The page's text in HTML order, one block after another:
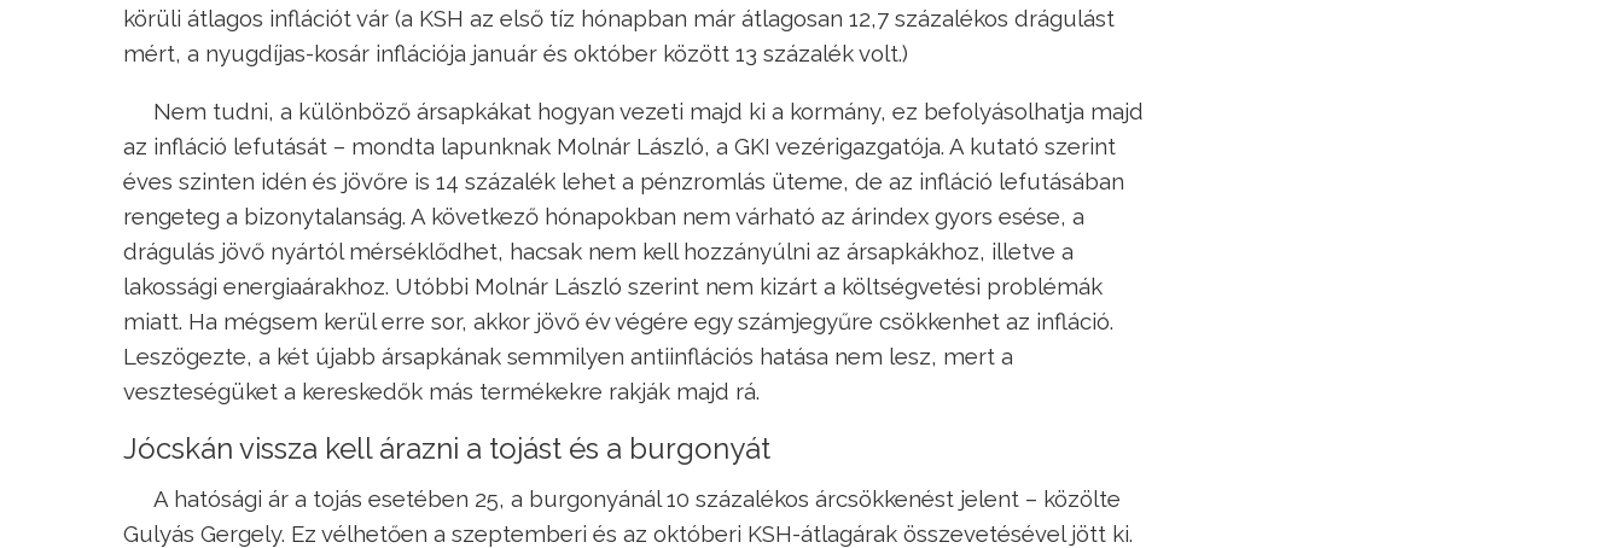
körüli átlagos inflációt vár (a KSH az első tíz hónapban már átlagosan 12,7 százalékos drágulást
mért, a nyugdíjas-kosár inflációja január és október között 13 százalék volt.)
Nem tudni, a különböző ársapkákat hogyan vezeti majd ki a kormány, ez befolyásolhatja majd
az infláció lefutását – mondta lapunknak Molnár László, a GKI vezérigazgatója. A kutató szerint
éves szinten idén és jövőre is 14 százalék lehet a pénzromlás üteme, de az infláció lefutásában
rengeteg a bizonytalanság. A következő hónapokban nem várható az árindex gyors esése, a
drágulás jövő nyártól mérséklődhet, hacsak nem kell hozzányúlni az ársapkákhoz, illetve a
lakossági energiaárakhoz. Utóbbi Molnár László szerint nem kizárt a költségvetési problémák
miatt. Ha mégsem kerül erre sor, akkor jövő év végére egy számjegyűre csökkenhet az infláció.
Leszögezte, a két újabb ársapkának semmilyen antiinflációs hatása nem lesz, mert a
veszteségüket a kereskedők más termékekre rakják majd rá.
Jócskán vissza kell árazni a tojást és a burgonyát
A hatósági ár a tojás esetében 25, a burgonyánál 10 százalékos árcsökkenést jelent – közölte
Gulyás Gergely. Ez vélhetően a szeptemberi és az októberi KSH-átlagárak összevetésével jött ki.